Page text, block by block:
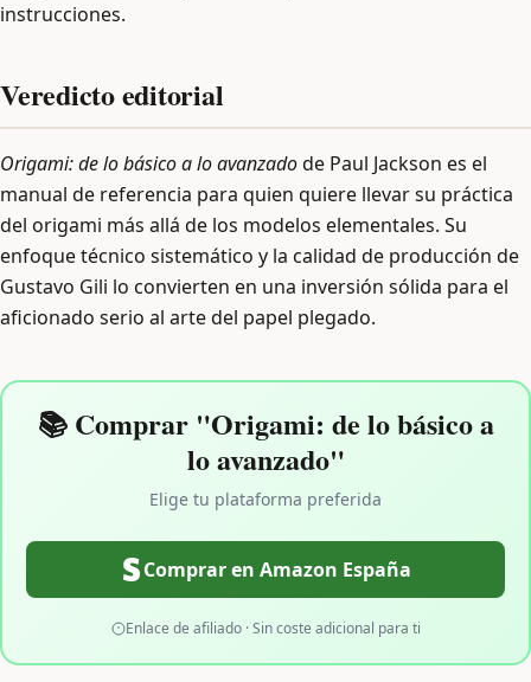
instrucciones.
Veredicto editorial
Origami: de lo básico a lo avanzadode Paul Jackson es el
manual de referencia para quien quiere llevar su práctica
del origami más allá de los modelos elementales. Su
enfoque técnico sistemático y la calidad de producción de
Gustavo Gili lo convierten en una inversión sólida para el
aficionado serio al arte del papel plegado.
📚 Comprar "Origami: de lo básico a
lo avanzado"
Elige tu plataforma preferida
Comprar en Amazon España
Enlace de afiliado · Sin coste adicional para ti